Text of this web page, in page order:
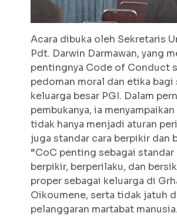
Acara dibuka oleh Sekretaris
Pdt. Darwin Darmawan, yang
pentingnya Code of Conduct
pedoman moral dan etika bagi
keluarga besar PGI. Dalam
pembukanya, ia
tidak hanya menjadi aturan
juga standar cara berpikir dan
“CoC penting sebagai standar
berpikir, berperilaku, dan
propersebagai keluarga di
Oikoumene, serta tidak jatuh
pelanggaran martabat